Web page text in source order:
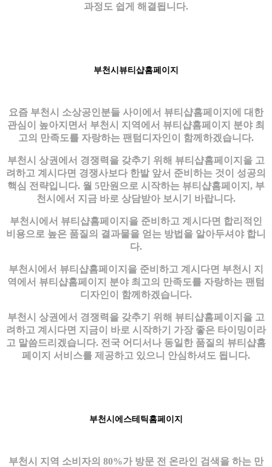
과정도 쉽게 해결됩니다.
부천시뷰티샵홈페이지
요즘 부천시 소상공인분들 사이에서 뷰티샵홈페이지에 대한
관심이 높아지면서 부천시 지역에서 뷰티샵홈페이지 분야 최
고의 만족도를 자랑하는 팬텀디자인이 함께하겠습니다.
부천시 상권에서 경쟁력을 갖추기 위해 뷰티샵홈페이지을 고
려하고 계시다면 경쟁사보다 한발 앞서 준비하는 것이 성공의
핵심 전략입니다. 월 5만원으로 시작하는 뷰티샵홈페이지, 부
천시에서 지금 바로 상담받아 보시기 바랍니다.
부천시에서 뷰티샵홈페이지을 준비하고 계시다면 합리적인
비용으로 높은 품질의 결과물을 얻는 방법을 알아두셔야 합니
다.
부천시에서 뷰티샵홈페이지을 준비하고 계시다면 부천시 지
역에서 뷰티샵홈페이지 분야 최고의 만족도를 자랑하는 팬텀
디자인이 함께하겠습니다.
부천시 상권에서 경쟁력을 갖추기 위해 뷰티샵홈페이지을 고
려하고 계시다면 지금이 바로 시작하기 가장 좋은 타이밍이라
고 말씀드리겠습니다. 전국 어디서나 동일한 품질의 뷰티샵홈
페이지 서비스를 제공하고 있으니 안심하셔도 됩니다.
부천시에스테틱홈페이지
부천시 지역 소비자의 80%가 방문 전 온라인 검색을 하는 만